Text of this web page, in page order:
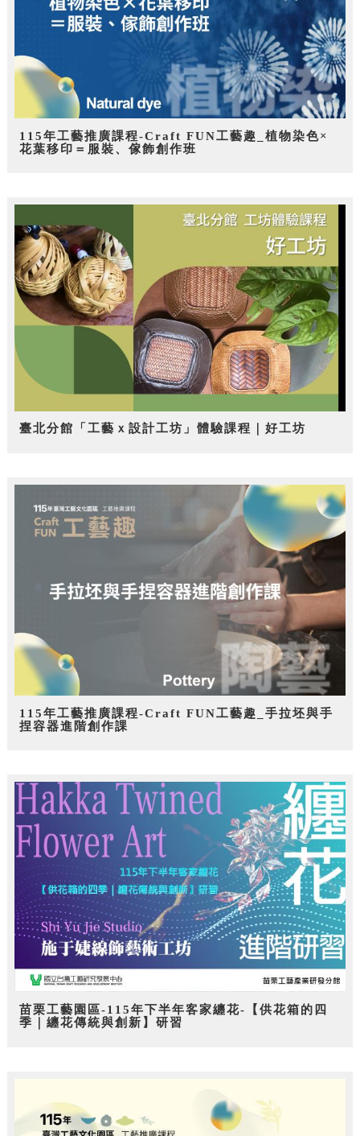
115年工藝推廣課程-Craft FUN工藝趣_植物染色×
花葉移印＝服裝、傢飾創作班
臺北分館「工藝ｘ設計工坊」體驗課程｜好工坊
115年工藝推廣課程-Craft FUN工藝趣_手拉坯與手
捏容器進階創作課
苗栗工藝園區-115年下半年客家纏花-【供花箱的四
季｜纏花傳統與創新】研習